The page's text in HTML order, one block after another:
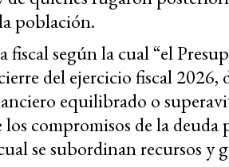
población.
según la cual “el
del ejercicio fiscal 2026,
equilibrado o
compromisos de la deuda
se subordinan recursos y